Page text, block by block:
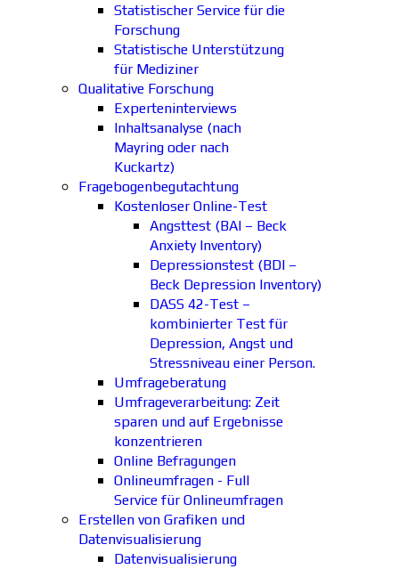
Statistischer Service für die
Forschung
Statistische Unterstützung
für Mediziner
Qualitative Forschung
Experteninterviews
Inhaltsanalyse (nach
Mayring oder nach
Kuckartz)
Fragebogenbegutachtung
Kostenloser Online-Test
Angsttest (BAI – Beck
Anxiety Inventory)
Depressionstest (BDI –
Beck Depression Inventory)
DASS 42-Test –
kombinierter Test für
Depression, Angst und
Stressniveau einer Person.
Umfrageberatung
Umfrageverarbeitung: Zeit
sparen und auf Ergebnisse
konzentrieren
Online Befragungen
Onlineumfragen - Full
Service für Onlineumfragen
Erstellen von Grafiken und
Datenvisualisierung
Datenvisualisierung